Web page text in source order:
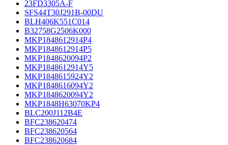
23FD3305A-F
SFS44T30J291B-00DU
BLH406K551C014
B32758G2506K000
MKP1848612914P4
MKP1848612914P5
MKP1848620094P2
MKP1848612914Y5
MKP1848615924Y2
MKP1848616094Y2
MKP1848620094Y2
MKP1848H63070KP4
BLC200J112B4E
BFC238620474
BFC238620564
BFC238620684